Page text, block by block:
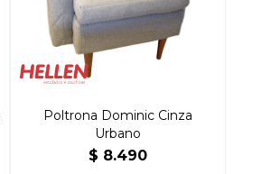
Poltrona Dominic Cinza
Urbano
$ 8.490